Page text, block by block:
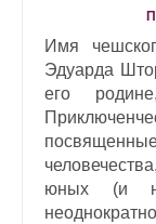
Имя
Эдуарда
его
юных (и